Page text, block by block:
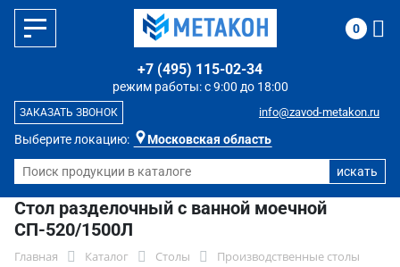
Выберите локацию: Московская область
режим работы: с 9:00 до 18:00
+7 (495) 115-02-34
info@zavod-metakon.ru
ЗАКАЗАТЬ ЗВОНОК
0
Стол разделочный с ванной моечной
СП-520/1500Л
Главная Каталог Столы
Производственные столы